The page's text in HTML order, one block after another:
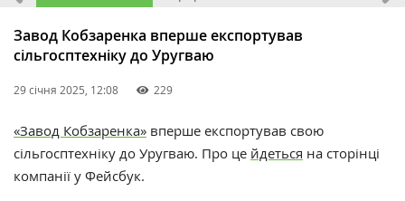
Завод Кобзаренка вперше експортував
сільгосптехніку до Уругваю
29 січня 2025, 12:08 229
«Завод Кобзаренка» вперше експортував свою
сільгосптехніку до Уругваю. Про це йдеться на сторінці
компанії у Фейсбук.